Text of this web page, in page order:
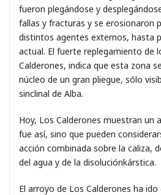
fueron plegándose y
fallas y fracturas y se erosionaron
distintos agentes externos, hasta
actual. El fuerte replegamiento de
Calderones, indica que esta zona
núcleo de un gran pliegue, sólo
sinclinal de Alba.
Hoy, Los Calderones muestran un
fue así, sino que pueden
acción combinada sobre la caliza,
del agua y de la disoluciónkárstica.
El arroyo de Los Calderones ha ido